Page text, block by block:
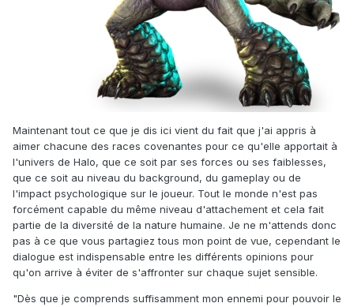
Maintenant tout ce que je dis ici vient du fait que j'ai appris à
aimer chacune des races covenantes pour ce qu'elle apportait à
l'univers de Halo, que ce soit par ses forces ou ses faiblesses,
que ce soit au niveau du background, du gameplay ou de
l'impact psychologique sur le joueur. Tout le monde n'est pas
forcément capable du même niveau d'attachement et cela fait
partie de la diversité de la nature humaine. Je ne m'attends donc
pas à ce que vous partagiez tous mon point de vue, cependant le
dialogue est indispensable entre les différents opinions pour
qu'on arrive à éviter de s'affronter sur chaque sujet sensible.
"Dès que je comprends suffisamment mon ennemi pour pouvoir le